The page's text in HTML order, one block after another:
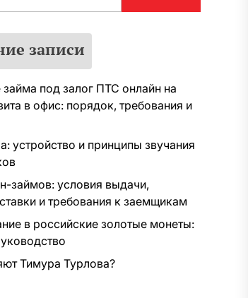
записи
под залог ПТС онлайн на
в офис: порядок, требования и
устройство и принципы звучания
займов: условия выдачи,
и требования к заемщикам
в российские золотые монеты:
Тимура Турлова?